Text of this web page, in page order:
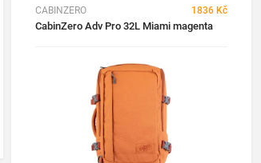
CABINZERO 1836 Kč
CabinZero Adv Pro 32L Miami magenta